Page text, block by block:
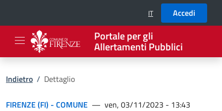
SELEZIONE LINGUA:
IT Accedi
Portale per gli
Allertamenti Pubblici
Indietro / Dettaglio
FIRENZE (FI) - COMUNE — ven, 03/11/2023 - 13:43